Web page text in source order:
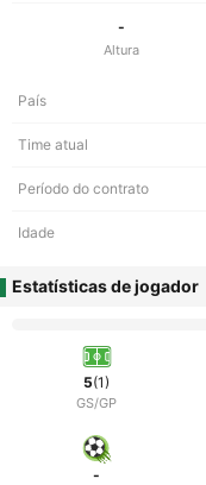
-
Altura
País
Time atual
Período do contrato
Idade
Estatísticas de jogador
5(1)
GS/GP
-